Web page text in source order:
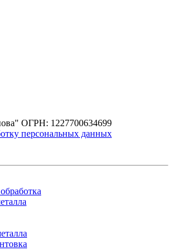
ОГРН: 1227700634699
персональных данных